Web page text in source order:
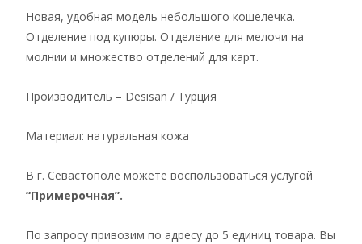
Новая, удобная модель небольшого кошелечка.
Отделение под купюры. Отделение для мелочи на
молнии и множество отделений для карт.
Производитель – Desisan / Турция
Материал: натуральная кожа
В г. Севастополе можете воспользоваться услугой
“Примерочная”.
По запросу привозим по адресу до 5 единиц товара. Вы